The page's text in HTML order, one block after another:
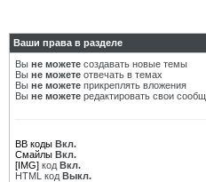
Ваши права в разделе
Вы не можете создавать новые темы
Вы не можете отвечать в темах
Вы не можете прикреплять вложения
Вы не можете редактировать свои
BB коды Вкл.
Смайлы Вкл.
[IMG] код Вкл.
HTML код Выкл.